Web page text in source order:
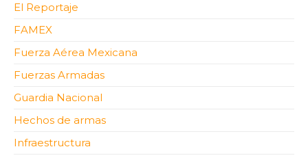
El Reportaje
FAMEX
Fuerza Aérea Mexicana
Fuerzas Armadas
Guardia Nacional
Hechos de armas
Infraestructura